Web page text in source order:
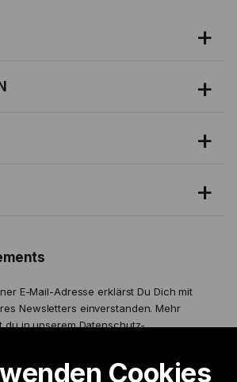
Cookies
E-Mail-Adresse erklärst Du Dich mit
Newsletters einverstanden. Mehr
du in unseremDatenschutz-